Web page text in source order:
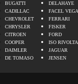
BUGATTI
CADILLAC
CHEVROLET
CHRYSLER
CITROEN
COOPER
DAIMLER
DE TOMASO
DELAHAYE
FACEL VEGA
FERRARI
FISKER
FORD
ISO RIVOLTA
JAGUAR
JENSEN